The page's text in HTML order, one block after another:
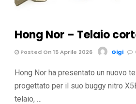
Hong Nor – Telaio
Posted On 15 Aprile 2026 Gigi
Hong Nor ha presentato un nuovo
progettato per il suo buggy nitro
telaio, …